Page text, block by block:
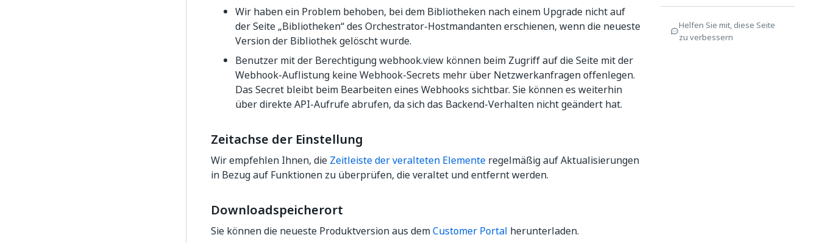
Wir haben ein Problem behoben, bei dem Bibliotheken nach einem Upgrade nicht auf
der Seite „Bibliotheken“ des Orchestrator-Hostmandanten erschienen, wenn die neueste
Version der Bibliothek gelöscht wurde.
Benutzer mit der Berechtigung webhook.view können beim Zugriff auf die Seite mit der
Webhook-Auflistung keine Webhook-Secrets mehr über Netzwerkanfragen offenlegen.
Das Secret bleibt beim Bearbeiten eines Webhooks sichtbar. Sie können es weiterhin
über direkte API-Aufrufe abrufen, da sich das Backend-Verhalten nicht geändert hat.
Zeitachse der Einstellung
Wir empfehlen Ihnen, die Zeitleiste der veralteten Elemente regelmäßig auf Aktualisierungen
in Bezug auf Funktionen zu überprüfen, die veraltet und entfernt werden.
Downloadspeicherort
Sie können die neueste Produktversion aus demCustomer Portal herunterladen.
Helfen Sie mit, diese Seite
zu verbessern